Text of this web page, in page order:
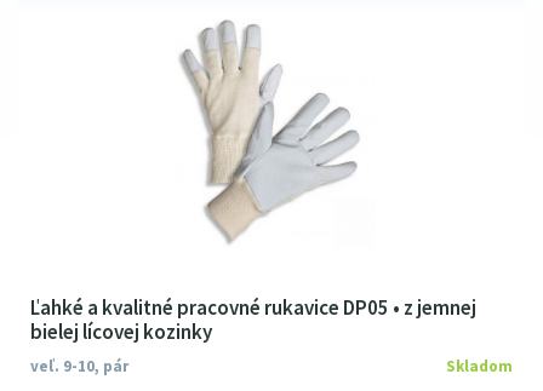
Ľahké a kvalitné pracovné rukavice DP05 • z jemnej
bielej lícovej kozinky
veľ. 9-10, pár Skladom